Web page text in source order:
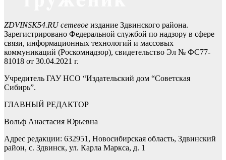
ZDVINSK54.RU сетевое издание Здвинского района.
Зарегистрировано Федеральной службой по надзору в сфере
связи, информационных технологий и массовых
коммуникаций (Роскомнадзор), свидетельство Эл № ФС77-
81018 от 30.04.2021 г.
Учредитель ГАУ НСО “Издательский дом “Советская
Сибирь”.
ГЛАВНЫЙ РЕДАКТОР
Вольф Анастасия Юрьевна
Адрес редакции: 632951, Новосибирская область, Здвинский
район, с. Здвинск, ул. Карла Маркса, д. 1